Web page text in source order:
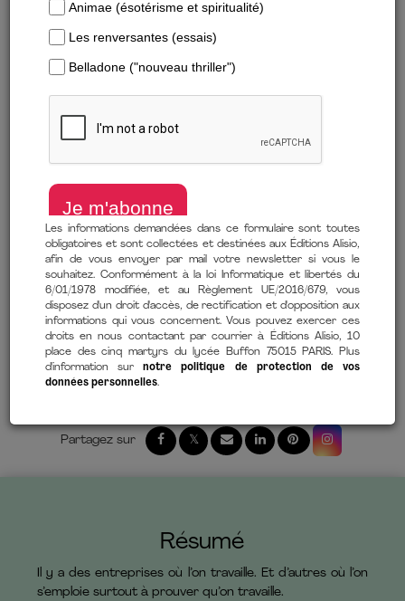
Guide de survie en entreprise
deClovis Henriot(auteur)
23 avril 2026
Comment lire mon ebook ?
Résumé
Il y a des entreprises où l’on travaille. Et d’autres où l’on
s’emploie surtout à prouver qu’on travaille.
Les informations demandées dans ce formulaire sont toutes
obligatoires et sont collectées et destinées aux Éditions Alisio,
afin de vous envoyer par mail votre newsletter si vous le
souhaitez. Conformément à la loi Informatique et libertés du
6/01/1978 modifiée, et au Règlement UE/2016/679, vous
disposez d'un droit d'accès, de rectification et d'opposition aux
informations qui vous concernent. Vous pouvez exercer ces
droits en nous contactant par courrier à Éditions Alisio, 10
place des cinq martyrs du lycée Buffon 75015 PARIS. Plus
d'information surnotre politique de protection de vos
données personnelles.